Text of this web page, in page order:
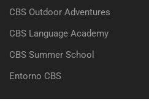
CBS Outdoor Adventures
CBS Language Academy
CBS Summer School
Entorno CBS